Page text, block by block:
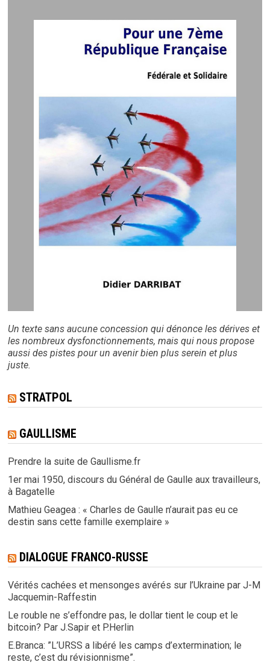
Un texte sans aucune concession qui dénonce les dérives et
les nombreux dysfonctionnements, mais qui nous propose
aussi des pistes pour un avenir bien plus serein et plus
juste.
STRATPOL
GAULLISME
Prendre la suite de Gaullisme.fr
1er mai 1950, discours du Général de Gaulle aux travailleurs,
à Bagatelle
Mathieu Geagea : « Charles de Gaulle n’aurait pas eu ce
destin sans cette famille exemplaire »
DIALOGUE FRANCO-RUSSE
Vérités cachées et mensonges avérés sur l’Ukraine par J-M
Jacquemin-Raffestin
Le rouble ne s’effondre pas, le dollar tient le coup et le
bitcoin? Par J.Sapir et P.Herlin
E.Branca: ”L’URSS a libéré les camps d’extermination; le
reste, c’est du révisionnisme”.